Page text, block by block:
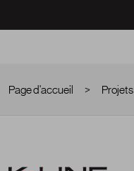
Page d'accueil > Projets